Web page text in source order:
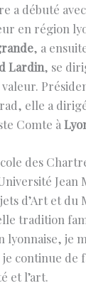
a débuté avec
en région
, a
Lardin, se
elle a
Comte à
des
Jean
d’Art et du
tradition
lyonnaise, je
je continue de
et l’art.